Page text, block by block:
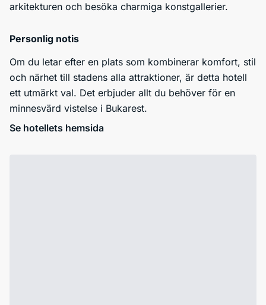
arkitekturen och besöka charmiga konstgallerier.
Personlig notis
Om du letar efter en plats som kombinerar komfort, stil
och närhet till stadens alla attraktioner, är detta hotell
ett utmärkt val. Det erbjuder allt du behöver för en
minnesvärd vistelse i Bukarest.
Se hotellets hemsida